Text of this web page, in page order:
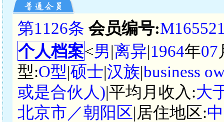
第1126条 会员编号:
个人档案<男|离异|1964年07
型:O型|硕士|汉族|business
或是合伙人)|平均月收入:大
北京市／朝阳区|居住地区: